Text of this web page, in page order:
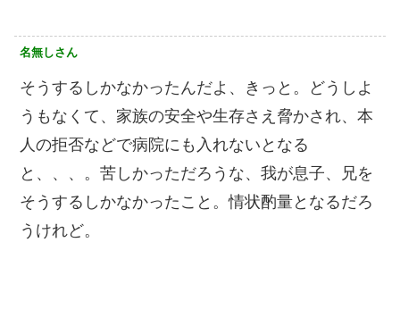
名無しさん
そうするしかなかったんだよ、きっと。どうしよ
うもなくて、家族の安全や生存さえ脅かされ、本
人の拒否などで病院にも入れないとなる
と、、、。苦しかっただろうな、我が息子、兄を
そうするしかなかったこと。情状酌量となるだろ
うけれど。